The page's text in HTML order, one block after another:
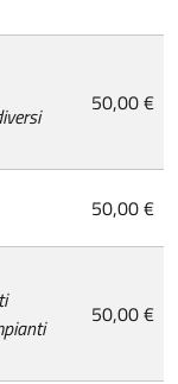
50,00 €
50,00 €
50,00 €